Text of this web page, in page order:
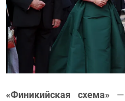
«Финикийская схема» —